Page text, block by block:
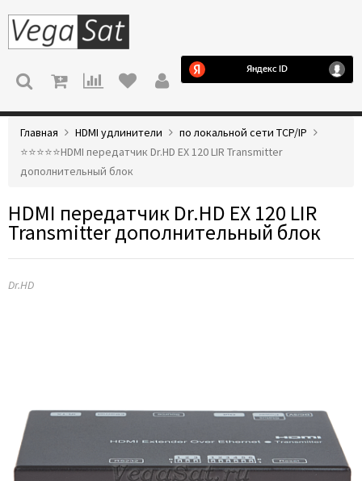
МЕНЮ
Главная HDMI удлинители
по локальной сети TCP/IP
⭐️⭐️⭐️⭐️⭐️HDMI передатчик Dr.HD EX 120 LIR Transmitter
дополнительный блок
HDMI передатчик Dr.HD EX 120 LIR
Transmitter дополнительный блок
Dr.HD